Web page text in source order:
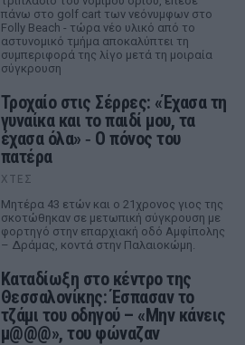
πάνω στο golf cart των νεόνυμφων στο
Folly Beach - τώρα νέο υλικό από το
αστυνομικό τμήμα αποκαλύπτει τη
συμπεριφορά της λίγο μετά τη μοιραία
σύγκρουση
Τροχαίο στις Σέρρες: «Έχασα τη
γυναίκα και το παιδί μου, τα
έχασα όλα» ‑ Ο πόνος του
πατέρα
ΧΤΕΣ
Μητέρα 43 ετών και ο 21χρονος γιος της
σκοτώθηκαν σε μετωπική σύγκρουση με
φορτηγό στην επαρχιακή οδό Αμφίπολης
– Δράμας, κοντά στην Παλαιοκώμη.
Καταδίωξη στο κέντρο της
Θεσσαλονίκης: Έσπασαν το
τζάμι του οδηγού – «Μην κάνεις
μ@@@», του φώναζαν